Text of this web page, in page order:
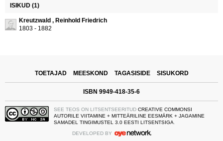
ISIKUD (1)
Kreutzwald , Reinhold Friedrich
1803 - 1882
TOETAJAD MEESKOND TAGASISIDE SISUKORD
ISBN 9949-418-35-6
SEE TEOS ON LITSENTSEERITUD CREATIVE COMMONSI
AUTORILE VIITAMINE + MITTEÄRILINE EESMÄRK + JAGAMINE
SAMADEL TINGIMUSTEL 3.0 EESTI LITSENTSIGA
DEVELOPED BY